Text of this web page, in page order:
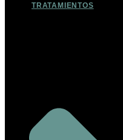
TRATAMIENTOS